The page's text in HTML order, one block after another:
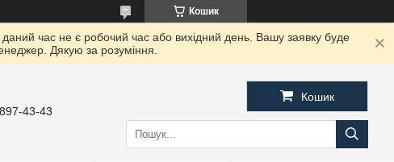
Кошик
час не є робочий час або вихідний день. Вашу заявку буде
Дякую за розуміння.
43-43
Кошик